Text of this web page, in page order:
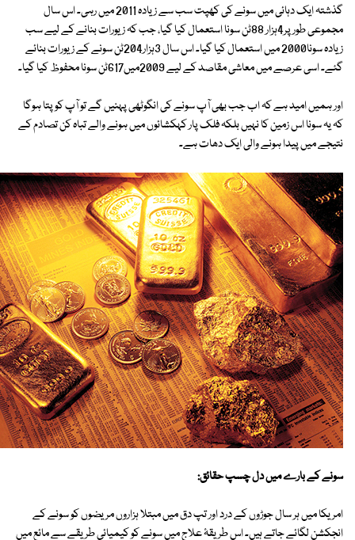
گذشتہ ایک دہائی میں سونے کی کھپت سب سے زیادہ 2011 میں رہی۔ اس سال
مجموعی طور پر4ہزار 88ٹن سونا استعمال کیا گیا، جب کہ زیورات بنانے کے لیے سب
زیادہ سونا2000 میں استعمال کیا گیا۔ اس سال 3ہزار204ٹن سونے کے زیورات بنائے
گئے۔ اسی عرصے میں معاشی مقاصد کے لیے 2009میں617ٹن سونا محفوظ کیا گیا۔
اور ہمیں امید ہے کہ اب جب بھی آپ سونے کی انگوٹھی پہنیں گے تو آپ کو پتا ہوگا
کہ یہ سونا اس زمین کا نہیں بلکہ فلک پار کہکشائوں میں ہونے والے تباہ کن تصادم کے
نتیجے میں پیدا ہونے والی ایک دھات ہے۔
سونے کے بارے میں دل چسپ حقائق:
امریکا میں ہر سال جوڑوں کے درد اور تپ دق میں مبتلا ہزاروں مریضوں کو سونے کے
انجکشن لگائے جاتے ہیں۔ اس طریقۂ علاج میں سونے کو کیمیائی طریقے سے مائع میں